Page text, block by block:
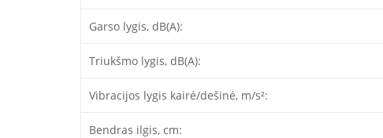
Garso lygis, dB(A):
Triukšmo lygis, dB(A):
Vibracijos lygis kairė/dešinė, m/s²:
Bendras ilgis, cm: